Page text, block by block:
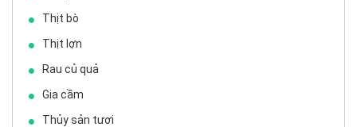
Thịt bò
Thịt lợn
Rau củ quả
Gia cầm
Thủy sản tươi